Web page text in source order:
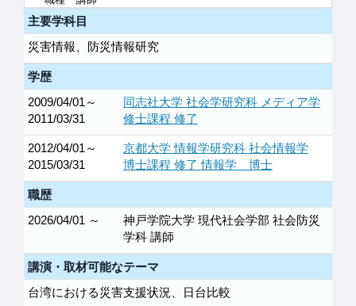
主要学科目
災害情報、防災情報研究
学歴
2009/04/01～
2011/03/31
同志社大学 社会学研究科 メディア学
修士課程 修了
2012/04/01～
2015/03/31
京都大学 情報学研究科 社会情報学
博士課程 修了 情報学 博士
職歴
2026/04/01 ～
神戸学院大学 現代社会学部 社会防災
学科 講師
講演・取材可能なテーマ
台湾における災害支援状況、日台比較